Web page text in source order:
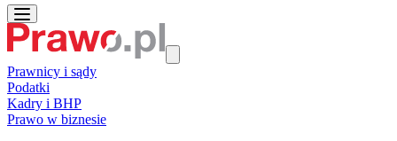
Prawnicy i sądy
Podatki
Kadry i BHP
Prawo w biznesie